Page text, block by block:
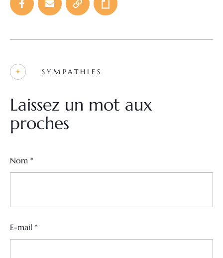
SYMPATHIES
Laissez un mot aux
proches
Nom *
E-mail *